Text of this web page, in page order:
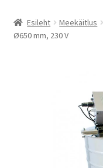
Mesilasemad- ja pered
Mesindusinventar
Esileht Meekäitlus
Ø650 mm, 230 V